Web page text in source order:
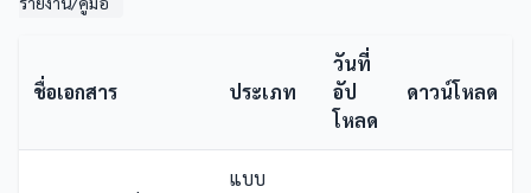
ชื่อเอกสาร ประเภท
วันที่
อัป
โหลด
ดาวน์โหลด
แบบ